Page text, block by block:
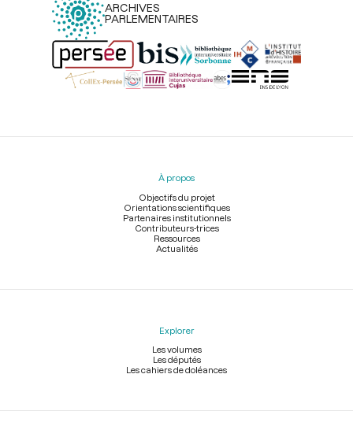
ARCHIVES
PARLEMENTAIRES
Menu
À propos
Objectifs du projet
Orientations scientifiques
Partenaires institutionnels
Contributeurs-trices
Ressources
Actualités
Explorer
Les volumes
Les députés
Les cahiers de doléances